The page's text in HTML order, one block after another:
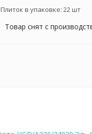
Плиток в упаковке: 22 шт
Товар снят с